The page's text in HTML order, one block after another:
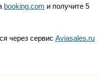
booking.com и получите 5
через сервис Aviasales.ru